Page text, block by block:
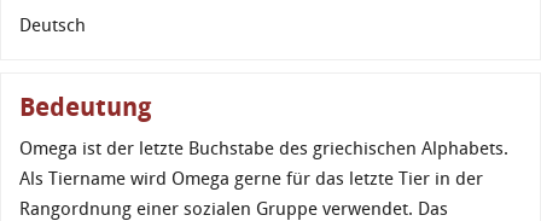
Deutsch
Bedeutung
Omega ist der letzte Buchstabe des griechischen Alphabets.
Als Tiername wird Omega gerne für das letzte Tier in der
Rangordnung einer sozialen Gruppe verwendet. Das